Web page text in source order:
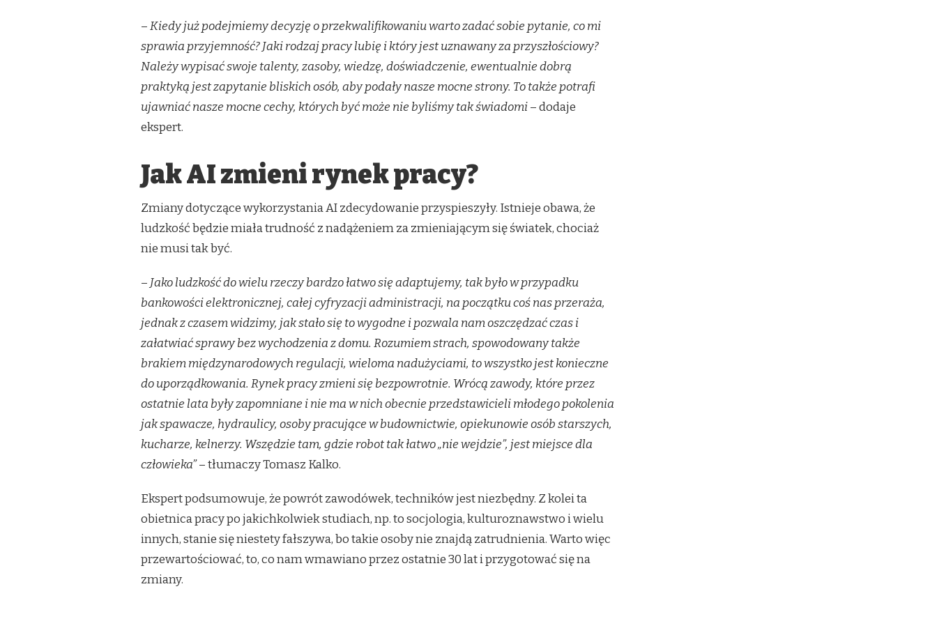
–Kiedy już podejmiemy decyzję o przekwalifikowaniu warto zadać sobie pytanie, co mi
sprawia przyjemność? Jaki rodzaj pracy lubię i który jest uznawany za przyszłościowy?
Należy wypisać swoje talenty, zasoby, wiedzę, doświadczenie, ewentualnie dobrą
praktyką jest zapytanie bliskich osób, aby podały nasze mocne strony. To także potrafi
ujawniać nasze mocne cechy, których być może nie byliśmy tak świadomi– dodaje
ekspert.
Jak AI zmieni rynek pracy?
Zmiany dotyczące wykorzystania AI zdecydowanie przyspieszyły. Istnieje obawa, że
ludzkość będzie miała trudność z nadążeniem za zmieniającym się światek, chociaż
nie musi tak być.
– Jako ludzkość do wielu rzeczy bardzo łatwo się adaptujemy, tak było w przypadku
bankowości elektronicznej, całej cyfryzacji administracji, na początku coś nas przeraża,
jednak z czasem widzimy, jak stało się to wygodne i pozwala nam oszczędzać czas i
załatwiać sprawy bez wychodzenia z domu. Rozumiem strach, spowodowany także
brakiem międzynarodowych regulacji, wieloma nadużyciami, to wszystko jest konieczne
do uporządkowania. Rynek pracy zmieni się bezpowrotnie. Wrócą zawody, które przez
ostatnie lata były zapomniane i nie ma w nich obecnie przedstawicieli młodego pokolenia
jak spawacze, hydraulicy, osoby pracujące w budownictwie, opiekunowie osób starszych,
kucharze, kelnerzy. Wszędzie tam, gdzie robot tak łatwo „nie wejdzie”, jest miejsce dla
człowieka”– tłumaczy Tomasz Kalko.
Ekspert podsumowuje, że powrót zawodówek, techników jest niezbędny. Z kolei ta
obietnica pracy po jakichkolwiek studiach, np. to socjologia, kulturoznawstwo i wielu
innych, stanie się niestety fałszywa, bo takie osoby nie znajdą zatrudnienia. Warto więc
przewartościować, to, co nam wmawiano przez ostatnie 30 lat i przygotować się na
zmiany.